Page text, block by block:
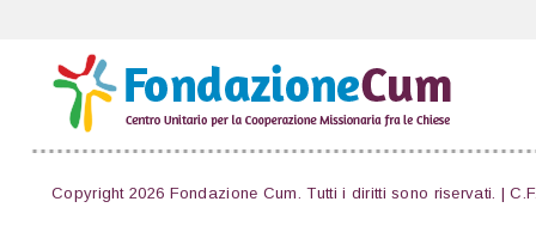
Copyright 2026 Fondazione Cum. Tutti i diritti sono riservati. |